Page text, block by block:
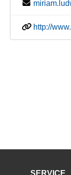
http://
SERVICE